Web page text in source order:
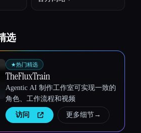
选
★热门精选
TheFluxTrain
Agentic AI 制作工作室可实现一致的
角色、工作流程和视频
访问 更多细节→